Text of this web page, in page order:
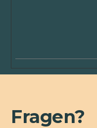
Fragen?